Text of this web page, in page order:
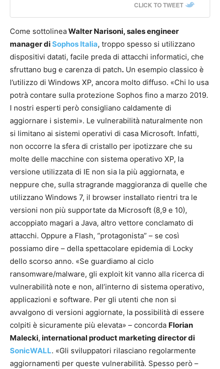
CLICK TO TWEET
Come sottolineaWalter Narisoni, sales engineer
manager diSophos Italia, troppo spesso si utilizzano
dispositivi datati, facile preda di attacchi informatici, che
sfruttano bug e carenza di patch. Un esempio classico è
l’utilizzo di Windows XP, ancora molto diffuso. «Chi lo usa
potrà contare sulla protezione Sophos fino a marzo 2019.
I nostri esperti però consigliano caldamente di
aggiornare i sistemi». Le vulnerabilità naturalmente non
si limitano ai sistemi operativi di casa Microsoft. Infatti,
non occorre la sfera di cristallo per ipotizzare che su
molte delle macchine con sistema operativo XP, la
versione utilizzata di IE non sia la più aggiornata, e
neppure che, sulla stragrande maggioranza di quelle che
utilizzano Windows 7, il browser installato rientri tra le
versioni non più supportate da Microsoft (8,9 e 10),
accoppiato magari a Java, altro vettore conclamato di
attacchi. Oppure a Flash, “protagonista” – se così
possiamo dire – della spettacolare epidemia di Locky
dello scorso anno. «Se guardiamo al ciclo
ransomware/malware, gli exploit kit vanno alla ricerca di
vulnerabilità note e non, all’interno di sistema operativo,
applicazioni e software. Per gli utenti che non si
avvalgono di versioni aggiornate, la possibilità di essere
colpiti è sicuramente più elevata» – concorda Florian
Malecki, international product marketing director di
SonicWALL. «Gli sviluppatori rilasciano regolarmente
aggiornamenti per queste vulnerabilità. Spesso però –